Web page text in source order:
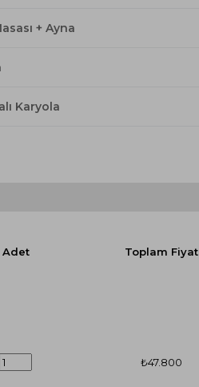
+ Ayna
Karyola
Adet Toplam Fiyat
₺47.800